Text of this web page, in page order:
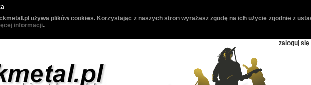
używa plików cookies. Korzystając z naszych stron wyrażasz zgodę na ich użycie zgodnie z
informacji.
zaloguj się